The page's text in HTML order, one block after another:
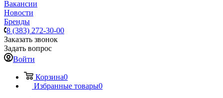
Вакансии
Новости
Бренды
8 (383) 272-30-00
Заказать звонок
Задать вопрос
Войти
Корзина0
Избранные товары0